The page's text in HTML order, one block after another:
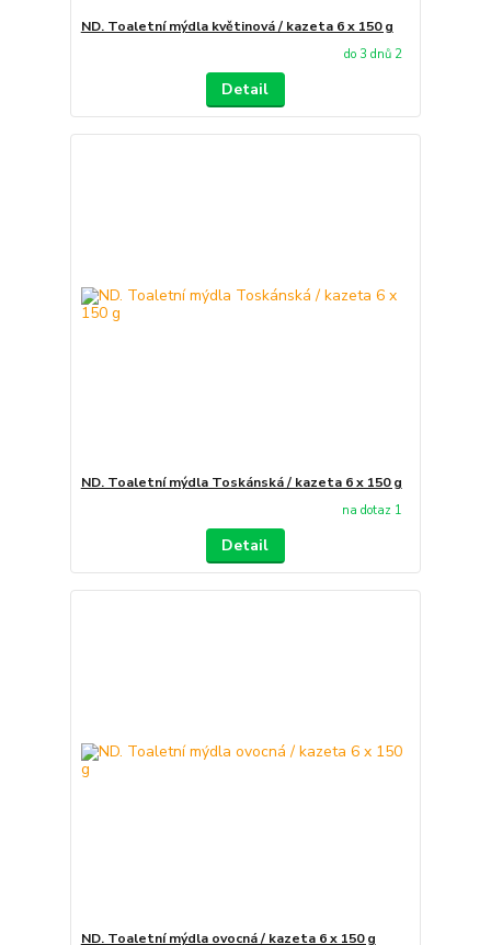
ND. Toaletní mýdla květinová / kazeta 6 x 150 g
do 3 dnů 2
Detail
ND. Toaletní mýdla Toskánská / kazeta 6 x 150 g
na dotaz 1
Detail
ND. Toaletní mýdla ovocná / kazeta 6 x 150 g